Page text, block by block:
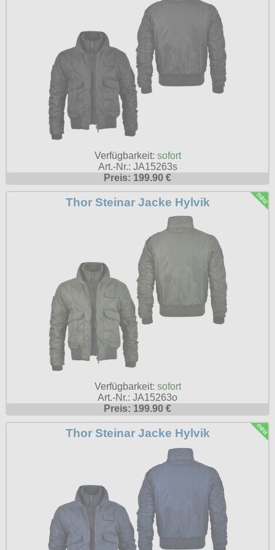
Petticoats
Poloshirts
T-Shirts
Begriffe
Dobermann
Hot Rod
Nordische Götterwelt
Ostzone
Punkrock
Rockabilly
Verfügbarkeit: sofort
Art.-Nr.: JA15263s
Preis: 199.90 €
Thor Steinar Jacke Hylvik
Verfügbarkeit: sofort
Art.-Nr.: JA15263o
Preis: 199.90 €
Thor Steinar Jacke Hylvik